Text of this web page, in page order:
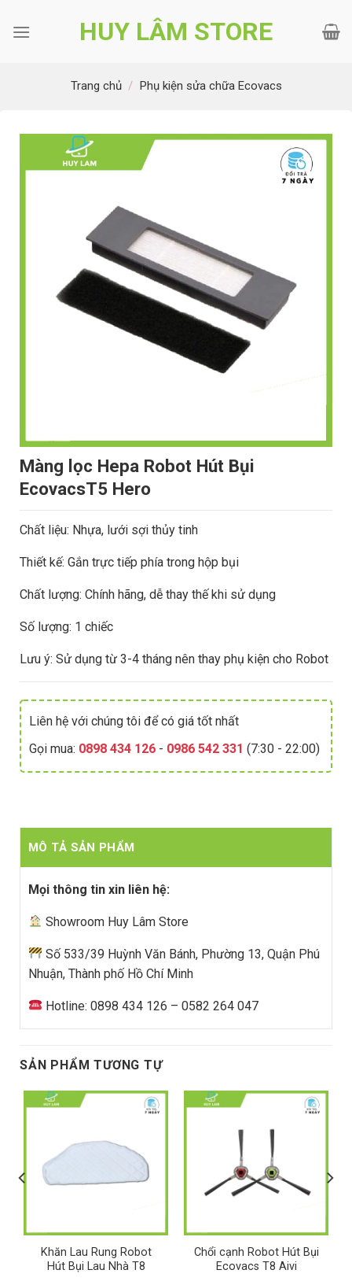
qua
HUY LÂM STORE
Trang chủ / Phụ kiện sửa chữa Ecovacs
Màng lọc Hepa Robot Hút Bụi
EcovacsT5 Hero
Chất liệu: Nhựa, lưới sợi thủy tinh
Thiết kế: Gắn trực tiếp phía trong hộp bụi
Chất lượng: Chính hãng, dễ thay thế khi sử dụng
Số lượng: 1 chiếc
Lưu ý: Sử dụng từ 3-4 tháng nên thay phụ kiện cho Robot
Liên hệ với chúng tôi để có giá tốt nhất
Gọi mua: 0898 434 126 - 0986 542 331 (7:30 - 22:00)
MÔ TẢ SẢN PHẨM
Mọi thông tin xin liên hệ:
Showroom Huy Lâm Store
Số 533/39 Huỳnh Văn Bánh, Phường 13, Quận Phú
Nhuận, Thành phố Hồ Chí Minh
Hotline: 0898 434 126 – 0582 264 047
SẢN PHẨM TƯƠNG TỰ
Khăn Lau Rung Robot
Hút Bụi Lau Nhà T8
Chổi cạnh Robot Hút Bụi
Ecovacs T8 Aivi